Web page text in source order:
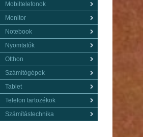
Mobiltelefonok
Monitor
Notebook
Nyomtatók
Otthon
Számítógépek
Tablet
Telefon tartozékok
Számítástechnika